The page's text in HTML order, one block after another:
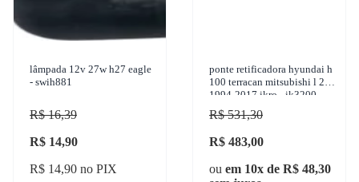
lâmpada 12v 27w h27 eagle
- swih881
R$ 16,39
R$ 14,90
R$ 14,90 no PIX
ponte retificadora hyundai h
100 terracan mitsubishi l 200
1994-2017 ikro - ik3200
R$ 531,30
R$ 483,00
ou em 10x de R$ 48,30